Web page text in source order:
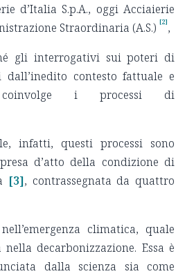
d’Italia S.p.A., oggi Acciaierie
Straordinaria (A.S.) [2],
gli interrogativi sui poteri di
contesto fattuale e
i processi di
infatti, questi processi sono
d’atto della condizione di
[3], contrassegnata da quattro
climatica, quale
decarbonizzazione. Essa è
dalla scienza sia come